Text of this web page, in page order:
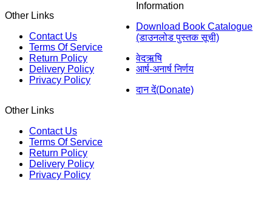
Other Links
Contact Us
Terms Of Service
Return Policy
Delivery Policy
Privacy Policy
Information
Download Book Catalogue
(डाउनलोड पुस्तक सूची)
वेदऋषि
आर्ष-अनार्ष निर्णय
दान दें(Donate)
Other Links
Contact Us
Terms Of Service
Return Policy
Delivery Policy
Privacy Policy